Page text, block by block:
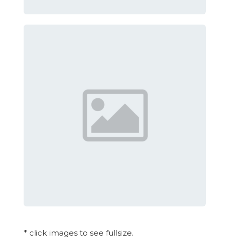
* click images to see fullsize.